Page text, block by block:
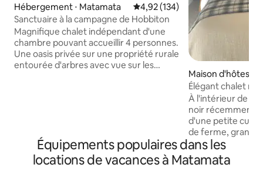
Hébergement ⋅ Matamata Évaluation moyenne sur la
4,92 (134)
Sanctuaire à la campagne de Hobbiton
Magnifique chalet indépendant d'une
chambre pouvant accueillir 4 personnes.
Une oasis privée sur une propriété rurale
entourée d'arbres avec vue sur les
à emporter. Une chambre spacieuse
avec un lit Queen Size et un accès à la
terrasse. Le canapé du salon (ECOSA) se
Maison d'hôtes ⋅
Élégant chalet
À l'intérieur de
noir récemment
d'une petite
de ferme, grand
congélateur,
four à micro-
Nespresso. Dans
Équipements populaires dans les
locations de vacances à Matamata